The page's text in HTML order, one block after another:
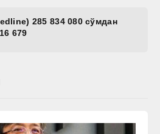
285 834 080 сўмдан
16 679